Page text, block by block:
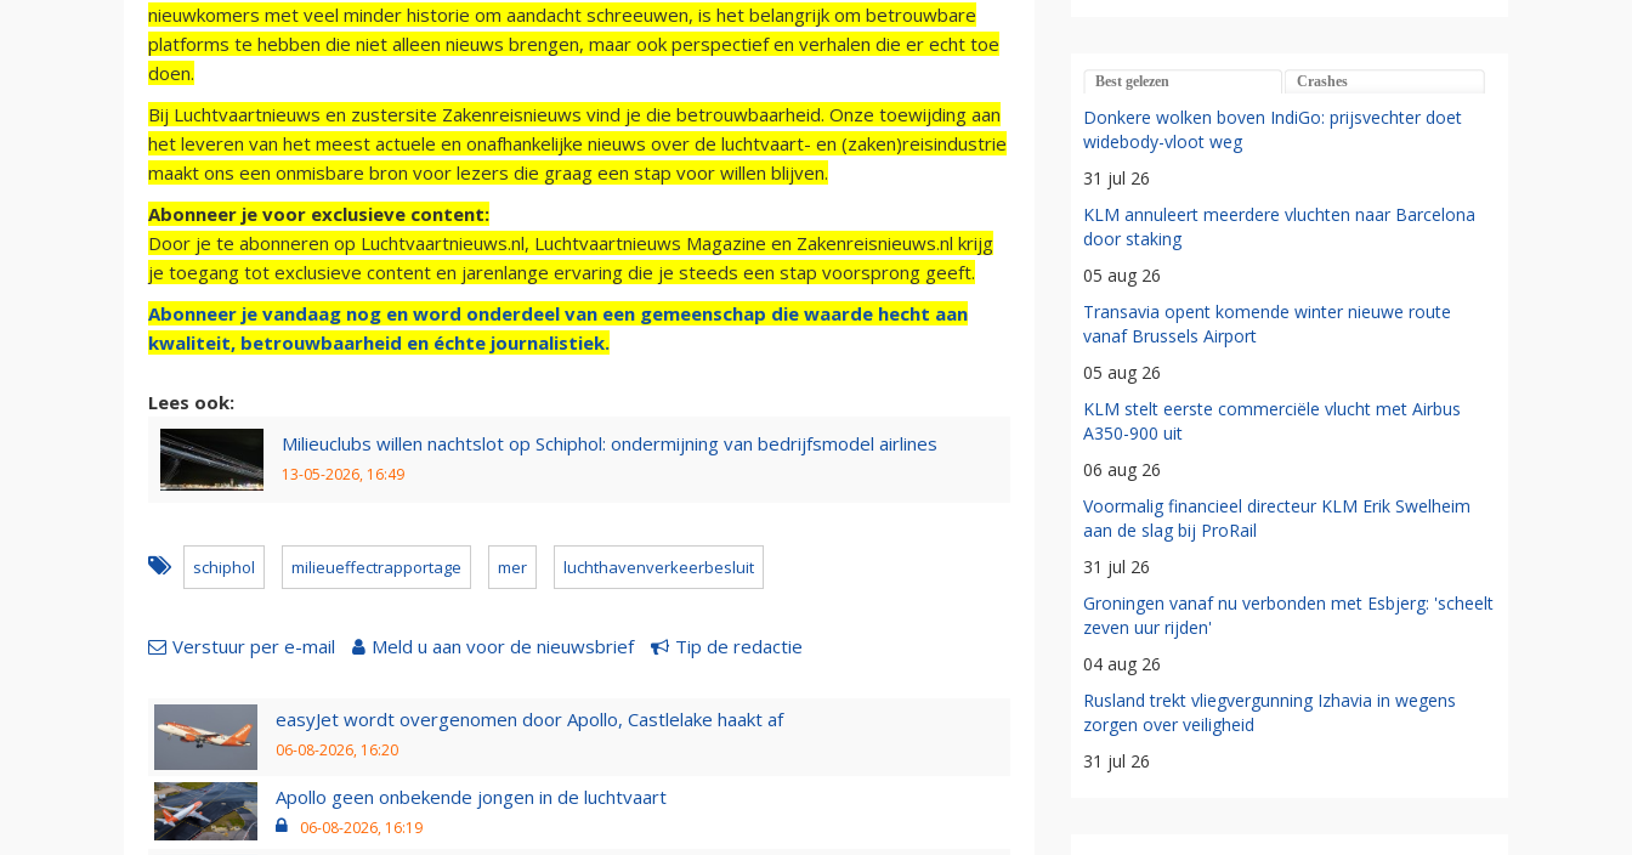
nieuwkomers met veel minder historie om aandacht schreeuwen, is het belangrijk om betrouwbare
platforms te hebben die niet alleen nieuws brengen, maar ook perspectief en verhalen die er echt toe
doen.
Bij Luchtvaartnieuws en zustersite Zakenreisnieuws vind je die betrouwbaarheid. Onze toewijding aan
het leveren van het meest actuele en onafhankelijke nieuws over de luchtvaart- en (zaken)reisindustrie
maakt ons een onmisbare bron voor lezers die graag een stap voor willen blijven.
Abonneer je voor exclusieve content:
Door je te abonneren op Luchtvaartnieuws.nl, Luchtvaartnieuws Magazine en Zakenreisnieuws.nl krijg
je toegang tot exclusieve content en jarenlange ervaring die je steeds een stap voorsprong geeft.
Abonneer je vandaag nog en word onderdeel van een gemeenschap die waarde hecht aan
kwaliteit, betrouwbaarheid en échte journalistiek.
Lees ook:
Milieuclubs willen nachtslot op Schiphol: ondermijning van bedrijfsmodel airlines
13-05-2026, 16:49
schiphol milieueffectrapportage mer luchthavenverkeerbesluit
Verstuur per e-mail Meld u aan voor de nieuwsbrief Tip de redactie
easyJet wordt overgenomen door Apollo, Castlelake haakt af
06-08-2026, 16:20
Apollo geen onbekende jongen in de luchtvaart
06-08-2026, 16:19
Best gelezen Crashes
Donkere wolken boven IndiGo: prijsvechter doet
widebody-vloot weg
31 jul 26
KLM annuleert meerdere vluchten naar Barcelona
door staking
05 aug 26
Transavia opent komende winter nieuwe route
vanaf Brussels Airport
05 aug 26
KLM stelt eerste commerciële vlucht met Airbus
A350-900 uit
06 aug 26
Voormalig financieel directeur KLM Erik Swelheim
aan de slag bij ProRail
31 jul 26
Groningen vanaf nu verbonden met Esbjerg: 'scheelt
zeven uur rijden'
04 aug 26
Rusland trekt vliegvergunning Izhavia in wegens
zorgen over veiligheid
31 jul 26